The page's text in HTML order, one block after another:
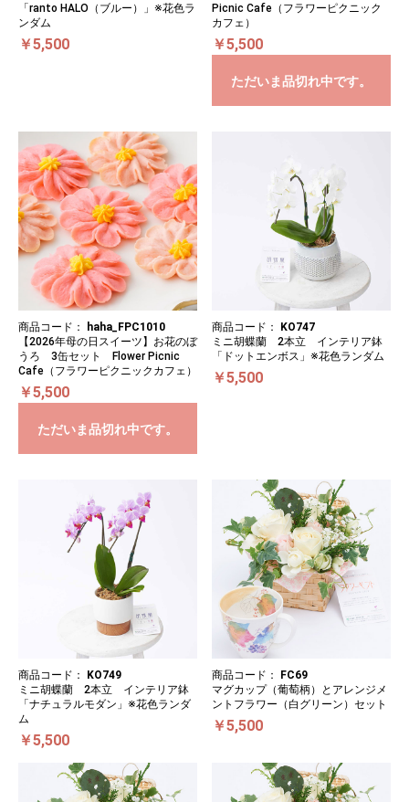
「ranto HALO（ブルー）」※花色ラ
ンダム
￥5,500
Picnic Cafe（フラワーピクニック
カフェ）
￥5,500
ただいま品切れ中です。
商品コード：
haha_FPC1010
【2026年母の日スイーツ】お花のぼ
うろ 3缶セット Flower Picnic
Cafe（フラワーピクニックカフェ）
￥5,500
ただいま品切れ中です。
商品コード：
KO747
ミニ胡蝶蘭 2本立 インテリア鉢
「ドットエンボス」※花色ランダム
￥5,500
商品コード：
KO749
ミニ胡蝶蘭 2本立 インテリア鉢
「ナチュラルモダン」※花色ランダ
ム
￥5,500
商品コード：
FC69
マグカップ（葡萄柄）とアレンジメ
ントフラワー（白グリーン）セット
￥5,500